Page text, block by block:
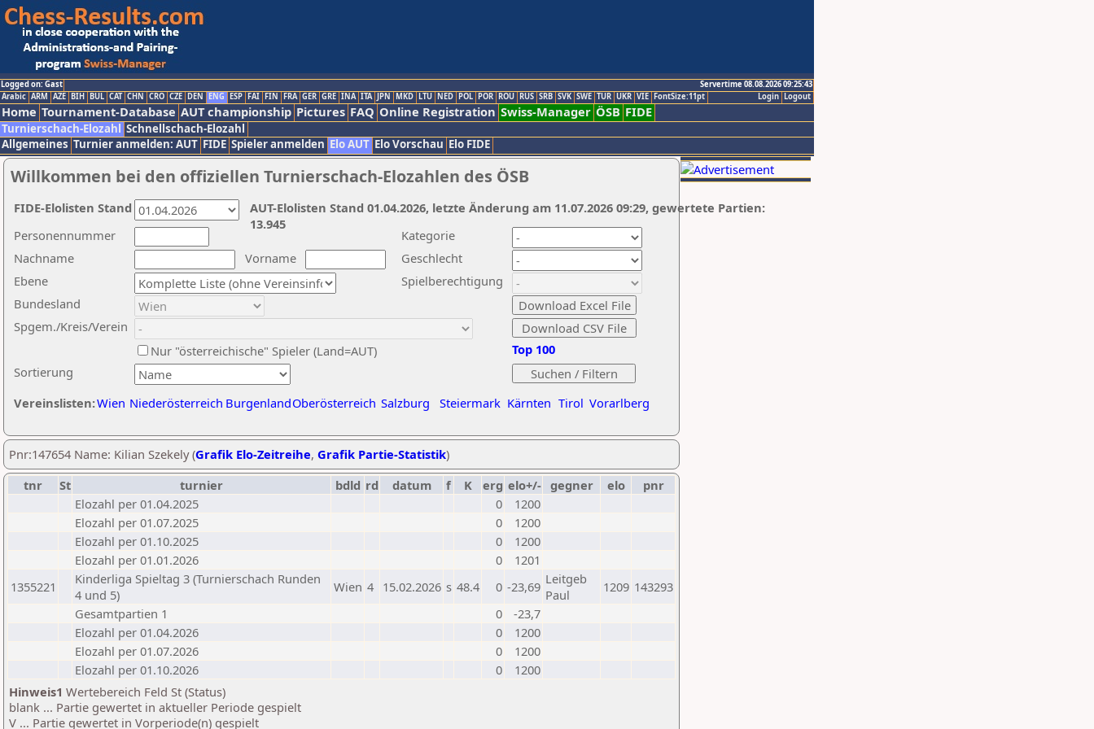
Logged on: Gast
Servertime 08.08.2026 09:25:43
Logout
Login
Arabic ARM AZE BIH BUL CAT CHN CRO CZE DEN ENG ESP FAI FIN FRA GER GRE INA ITA JPN MKD LTU NED POL POR ROU RUS SRB SVK SWE TUR UKR VIE FontSize:11pt
Home Tournament-Database AUT championship Pictures FAQ Online Registration Swiss-Manager ÖSB FIDE
Turnierschach-Elozahl Schnellschach-Elozahl
Allgemeines Turnier anmelden: AUT FIDE Spieler anmelden Elo AUT Elo Vorschau Elo FIDE
Willkommen bei den offiziellen Turnierschach-Elozahlen des ÖSB
Nachname
Vorname
Ebene
Kategorie
Sortierung
Personennummer
Bundesland
Spgem./Kreis/Verein
Geschlecht
Nur "österreichische" Spieler (Land=AUT)
Spielberechtigung
Vereinslisten:Wien Niederösterreich BurgenlandOberösterreich Salzburg Steiermark Kärnten Tirol Vorarlberg
Top 100
AUT-Elolisten Stand 01.04.2026, letzte Änderung am 11.07.2026 09:29, gewertete Partien:
13.945
FIDE-Elolisten Stand
Pnr:147654 Name: Kilian Szekely (Grafik Elo-Zeitreihe, Grafik Partie-Statistik)
tnr
St turnier bdld rd datum f K erg elo+/- gegner elo
pnr
Elozahl per 01.04.2025
0
1200
Elozahl per 01.07.2025
0
1200
Elozahl per 01.10.2025
0
1200
Elozahl per 01.01.2026
0
1201
1355221
Kinderliga Spieltag 3 (Turnierschach Runden
4 und 5)
Wien 4 15.02.2026 s 48.4 0 -23,69 Leitgeb
Paul
1209 143293
Gesamtpartien 1
0
-23,7
Elozahl per 01.04.2026
0
1200
Elozahl per 01.07.2026
0
1200
Elozahl per 01.10.2026
0
1200
Hinweis1 Wertebereich Feld St (Status)
blank ... Partie gewertet in aktueller Periode gespielt
V ... Partie gewertet in Vorperiode(n) gespielt